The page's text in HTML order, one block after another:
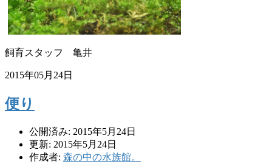
飼育スタッフ 亀井
2015年05月24日
便り
公開済み: 2015年5月24日
更新: 2015年5月24日
作成者: 森の中の水族館。